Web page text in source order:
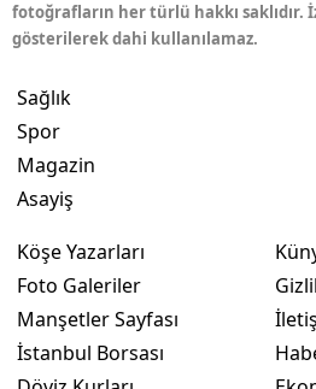
fotoğrafların her türlü hakkı saklıdır.
gösterilerek dahi kullanılamaz.
Sağlık
Spor
Magazin
Asayiş
Köşe Yazarları
Foto Galeriler
Manşetler Sayfası
İstanbul Borsası